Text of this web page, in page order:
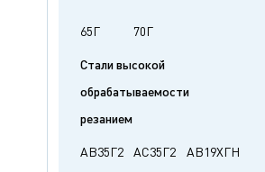
65Г 70Г
Стали высокой
обрабатываемости
резанием
АВ35Г2 АС35Г2 АВ19ХГН